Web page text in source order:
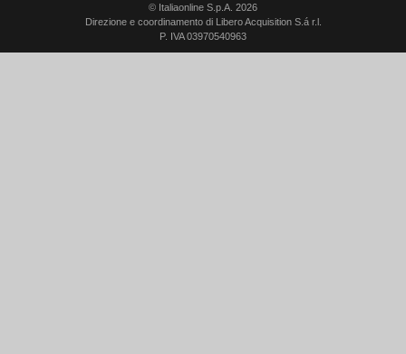
© Italiaonline S.p.A. 2026
Direzione e coordinamento di Libero Acquisition S.á r.l.
P. IVA 03970540963